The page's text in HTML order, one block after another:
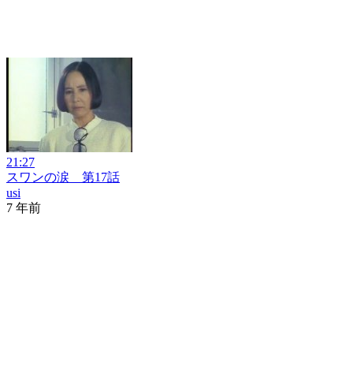
21:27
スワンの涙 第17話
usi
7 年前